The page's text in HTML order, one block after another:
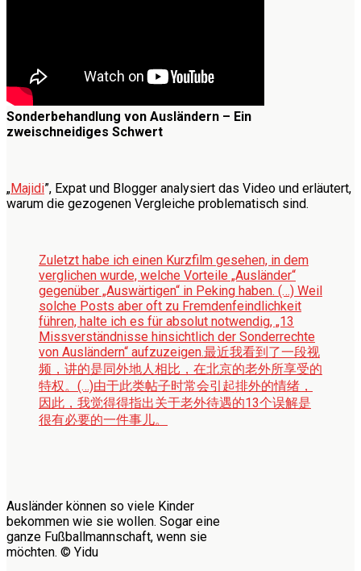
Sonderbehandlung von Ausländern – Ein
zweischneidiges Schwert
„Majidi”, Expat und Blogger analysiert das Video und erläutert,
warum die gezogenen Vergleiche problematisch sind.
Zuletzt habe ich einen Kurzfilm gesehen, in dem
verglichen wurde, welche Vorteile „Ausländer“
gegenüber „Auswärtigen“ in Peking haben. (…) Weil
solche Posts aber oft zu Fremdenfeindlichkeit
führen, halte ich es für absolut notwendig, „13
Missverständnisse hinsichtlich der Sonderrechte
von Ausländern“ aufzuzeigen.最近我看到了一段视
频，讲的是同外地人相比，在北京的老外所享受的
特权。(…)由于此类帖子时常会引起排外的情绪，
因此，我觉得得指出关于老外待遇的13个误解是
很有必要的一件事儿。
Ausländer können so viele Kinder
bekommen wie sie wollen. Sogar eine
ganze Fußballmannschaft, wenn sie
möchten. © Yidu